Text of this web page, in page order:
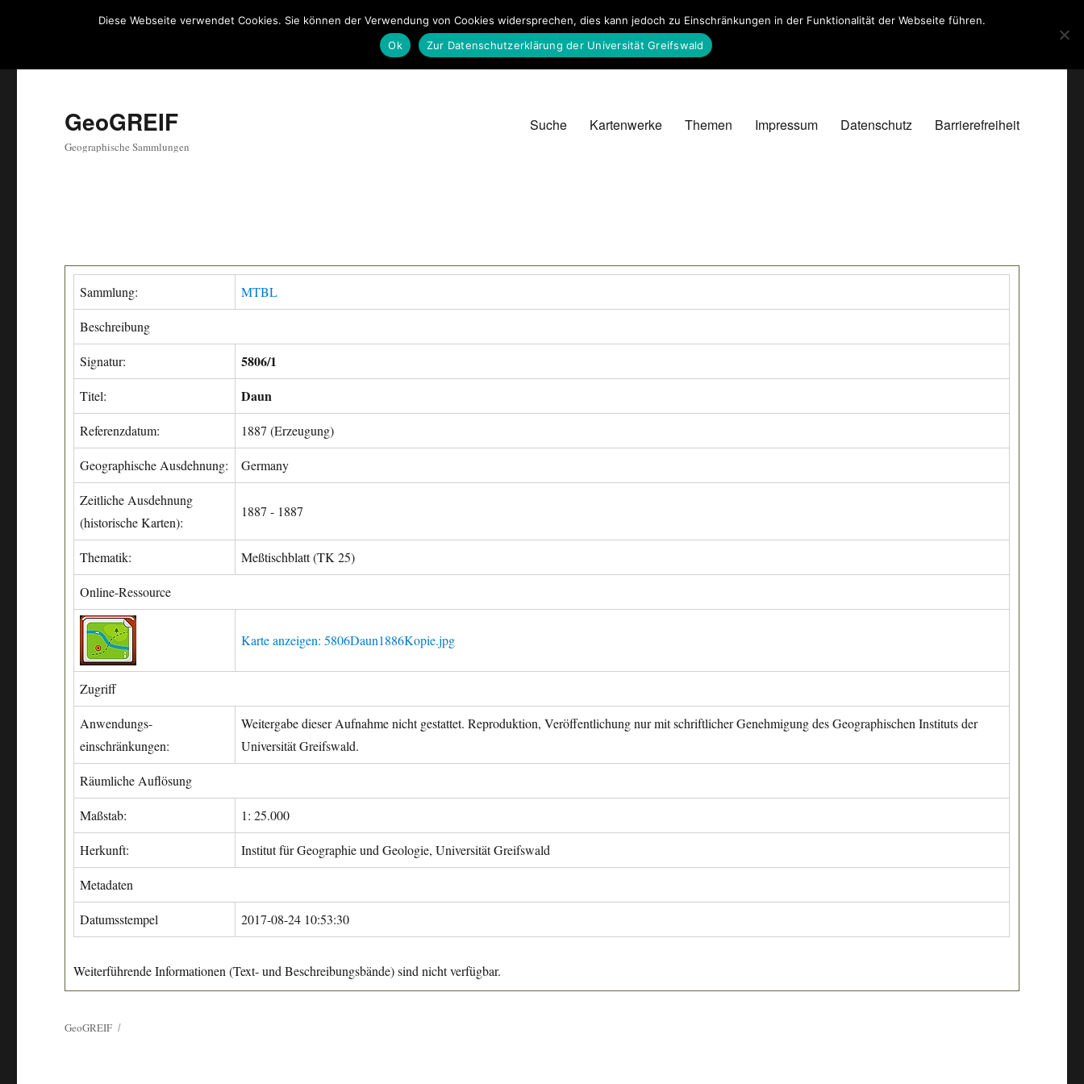
GeoGREIF
Geographische Sammlungen
Suche Kartenwerke Themen Impressum Datenschutz Barrierefreiheit
Sammlung: MTBL
Beschreibung
Signatur: 5806/1
Titel: Daun
Referenzdatum: 1887 (Erzeugung)
Geographische Ausdehnung: Germany
Zeitliche Ausdehnung
(historische Karten):
1887 - 1887
Thematik: Meßtischblatt (TK 25)
Online-Ressource
Karte anzeigen: 5806Daun1886Kopie.jpg
Zugriff
Anwendungs-
einschränkungen:
Weitergabe dieser Aufnahme nicht gestattet. Reproduktion, Veröffentlichung nur mit schriftlicher Genehmigung des Geographischen Instituts der
Universität Greifswald.
Räumliche Auflösung
Maßstab: 1: 25.000
Herkunft: Institut für Geographie und Geologie, Universität Greifswald
Metadaten
Datumsstempel 2017-08-24 10:53:30
Weiterführende Informationen (Text- und Beschreibungsbände) sind nicht verfügbar.
GeoGREIF
Diese Webseite verwendet Cookies. Sie können der Verwendung von Cookies widersprechen, dies kann jedoch zu Einschränkungen in der Funktionalität der Webseite führen.
Ok
Zur Datenschutzerklärung der Universität Greifswald